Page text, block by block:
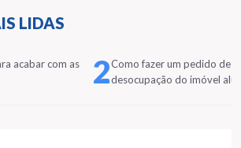
LIDAS
acabar com as
2Como fazer um pedido de
desocupação do imóvel